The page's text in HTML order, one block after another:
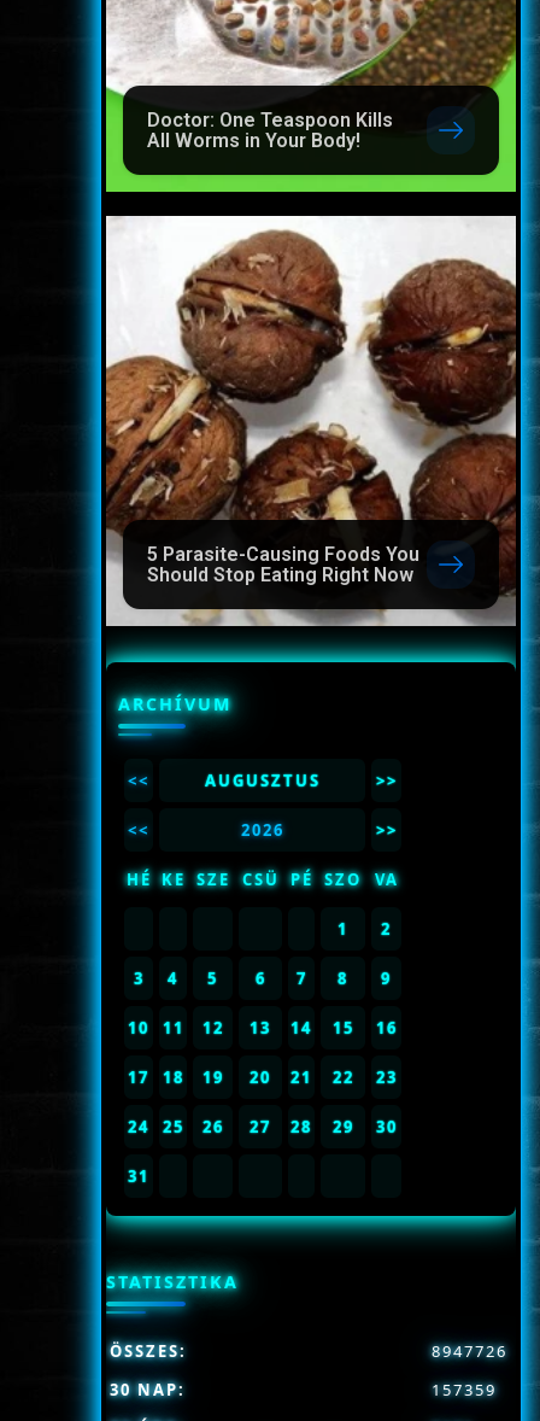
Doctor: One Teaspoon Kills
All Worms in Your Body!
5 Parasite-Causing Foods You
Should Stop Eating Right Now
ARCHÍVUM
<< AUGUSZTUS >>
<< 2026 >>
HÉ KE SZE CSÜ PÉ SZO VA
1 2
3 4 5 6 7 8 9
10 11 12 13 14 15 16
17 18 19 20 21 22 23
24 25 26 27 28 29 30
31
STATISZTIKA
ÖSSZES:
8947726
30 NAP:
157359